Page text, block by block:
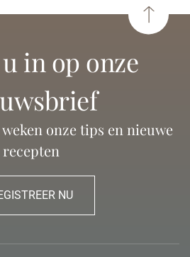
onze tips en nieuwe
recepten
NU